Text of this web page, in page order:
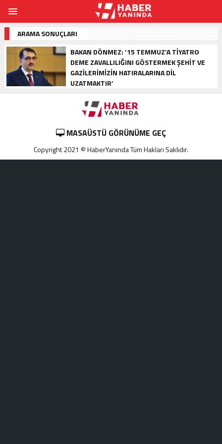
ARAMA SONUÇLARI
BAKAN DÖNMEZ: ’15 TEMMUZ’A TIYATRO
DEME ZAVALLILIĞINI GÖSTERMEK ŞEHIT VE
GAZILERIMIZIN HATIRALARINA DIL
UZATMAKTIR’
MASAÜSTÜ GÖRÜNÜME GEÇ
Copyright 2021 © HaberYanında Tüm Hakları Saklıdır.